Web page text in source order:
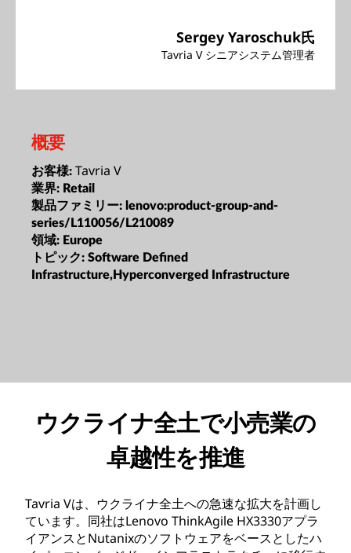
Sergey Yaroschuk氏
Tavria V シニアシステム管理者
概要
お客様: Tavria V
業界: Retail
製品ファミリー: lenovo:product-group-and-
series/L110056/L210089
領域: Europe
トピック: Software Defined
Infrastructure,Hyperconverged Infrastructure
ウクライナ全土で小売業の
卓越性を推進
Tavria Vは、ウクライナ全土への急速な拡大を計画し
ています。同社はLenovo ThinkAgile HX3330アプラ
イアンスとNutanixのソフトウェアをベースとしたハ